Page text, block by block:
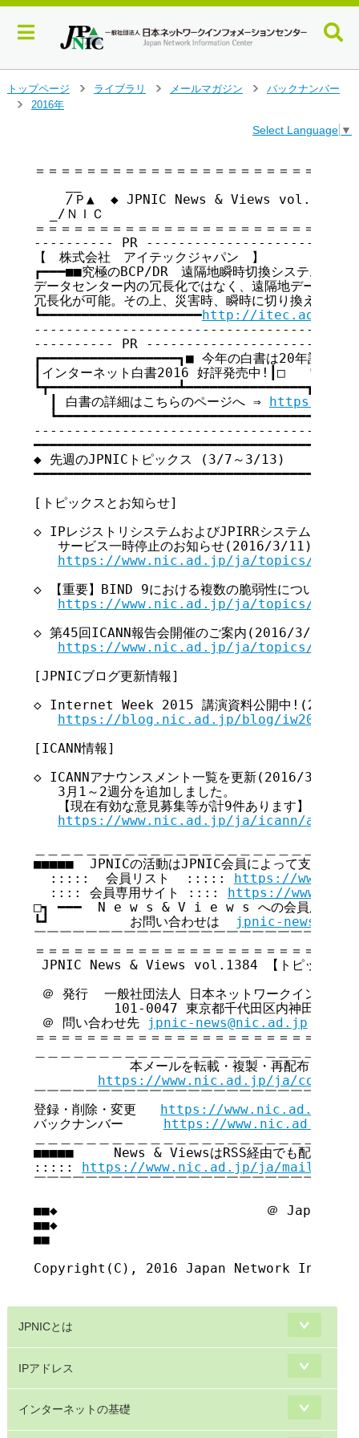
トップページ
ライブラリ
メールマガジン
バックナンバー
2016年
Select Language ▼
＝＝＝＝＝＝＝＝＝＝＝＝＝＝＝＝＝＝＝＝＝＝＝＝
/Ｐ▲  ◆ JPNIC News & Views vol.1384【
  _/ＮＩＣ
＝＝＝＝＝＝＝＝＝＝＝＝＝＝＝＝＝＝＝＝＝＝＝＝
---------- PR
【　株式会社　アイテックジャパン　】
┏━━━■■究極のBCP/DR　遠隔地瞬時切換システム
データセンター内の冗長化ではなく、遠隔地データセン
冗長化が可能。その上、災害時、瞬時に切り換えが出来
┗━━━━━━━━━━━━━━━━━━━━http://itec.ad.jp/
---------- PR
┏━━━━━━━━━━━━━━━━━┓■ 今年の白書は20年記念特
┃インターネット白書2016 好評発売中!┃□   電子書
┗┳━━━━━━━━━━━━━━━━┻━━━━━━━━━━━━━━━┓
  ┃ 白書の詳細はこちらのページへ ⇒
https://
  ┗━━━━━━━━━━━━━━━━━━━━━━━━━━━━━━━━┛
━━━━━━━━━━━━━━━━━━━━━━━━━━━━━━━━━━━
◆ 先週のJPNICトピックス (3/7～3/13)
━━━━━━━━━━━━━━━━━━━━━━━━━━━━━━━━━━━
[トピックスとお知らせ]
◇ IPレジストリシステムおよびJPIRRシステム3月の
   サービス一時停止のお知らせ(2016/3/11)
https://www.nic.ad.jp/ja/topics/2016/
◇ 【重要】BIND 9における複数の脆弱性について
https://www.nic.ad.jp/ja/topics/2016/
◇ 第45回ICANN報告会開催のご案内(2016/3/7)
https://www.nic.ad.jp/ja/topics/2016/
[JPNICブログ更新情報]
◇ Internet Week 2015 講演資料公開中!(2016/
https://blog.nic.ad.jp/blog/
[ICANN情報]
◇ ICANNアナウンスメント一覧を更新(2016/3/7
   3月1～2週分を追加しました。
   【現在有効な意見募集等が計9件あります】
https://www.nic.ad.jp/ja/icann/
■■■■■  JPNICの活動はJPNIC会員によって支えら
  :::::  会員リスト  :::::
https://
  :::: 会員専用サイト ::::
https://
□┓ ━━━  N e w s & V i e w s への会員広告無料
┗┛          お問い合わせは
jpnic-
￣￣￣￣￣￣￣￣￣￣￣￣￣￣￣￣￣￣￣￣￣￣￣￣
＝＝＝＝＝＝＝＝＝＝＝＝＝＝＝＝＝＝＝＝＝＝＝＝
JPNIC News & Views vol.1384 【トピックス号
＠ 発行  一般社団法人 日本ネットワークインフォメ
101-0047 東京都千代田区内神田3-6-2
＠ 問い合わせ先
jpnic-news@nic.ad.jp
＝＝＝＝＝＝＝＝＝＝＝＝＝＝＝＝＝＝＝＝＝＝＝＝
本メールを転載・複製・再配布・引用
https://www.nic.ad.jp/ja/
￣￣￣￣￣￣￣￣￣￣￣￣￣￣￣￣￣￣￣￣￣￣￣￣
登録・削除・変更 https://www.nic.ad.jp/ja/
バックナンバー https://www.nic.ad.jp/ja/
■■■■■     News & ViewsはRSS経由でも配信し
::::: https://www.nic.ad.jp/ja/
￣￣￣￣￣￣￣￣￣￣￣￣￣￣￣￣￣￣￣￣￣￣￣￣
■■◆                          ＠ Japan
■■◆
■■
Copyright(C), 2016 Japan Network
JPNICとは
IPアドレス
インターネットの基礎